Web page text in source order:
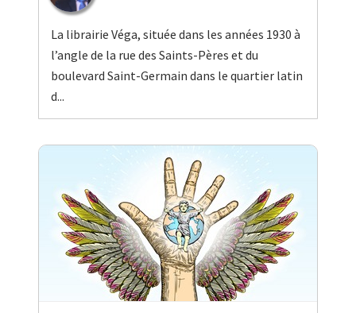
La librairie Véga, située dans les années 1930 à
l’angle de la rue des Saints-Pères et du
boulevard Saint-Germain dans le quartier latin
d...